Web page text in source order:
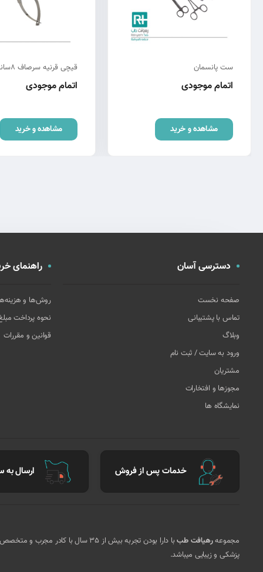
ست پانسمان
اتمام موجودی
مشاهده و خرید
قیچی قرنیه سرصاف 8سانت
اتمام موجودی
مشاهده و خرید
دسترسی آسان
صفحه نخست
تماس با پشتیبانی
وبلاگ
ورود به سایت / ثبت نام
مشتریان
مجوزها و افتخارات
نمایشگاه ها
راهنمای
روش‌ها و
نحوه پرداخت
قوانین و مقررات
خدمات پس از فروش ارسال به
مجموعهرهیافت طب
با دارا بودن تجربه بیش از 35
پزشکی و زیبایی میباشد.